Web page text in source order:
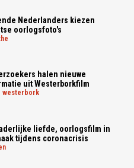
Nederlanders kiezen
oorlogsfoto's
halen nieuwe
uit Westerborkfilm
westerbork
liefde, oorlogsfilm in
tijdens coronacrisis